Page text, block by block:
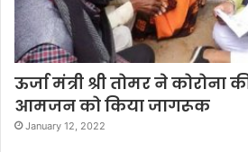
ऊर्जा मंत्री श्री तोमर ने
आमजन को किया जागरूक
January 12, 2022